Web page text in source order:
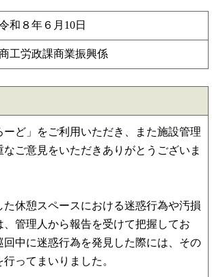
和８年６月10日
工労政課商業振興係
ーど」をご利用いただき、また施設管理
ご意見をいただきありがとうございま
た休憩スペースにおける迷惑行為や汚損
、管理人から報告を受けて把握してお
回中に迷惑行為を発見した際には、その
ってまいりました。